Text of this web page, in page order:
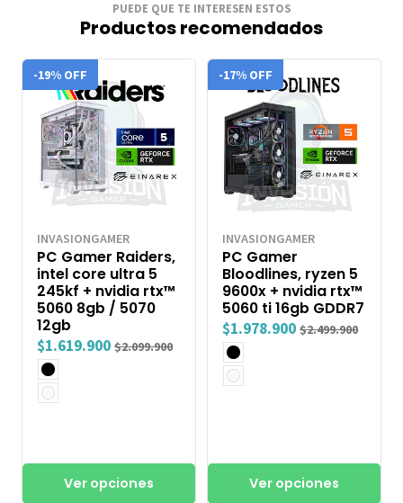
PUEDE QUE TE INTERESEN ESTOS
Productos recomendados
-19% OFF
INVASIONGAMER
PC Gamer Raiders,
intel core ultra 5
245kf + nvidia rtx™
5060 8gb / 5070
12gb
$1.619.900 $2.099.900
Ver opciones
-17% OFF
INVASIONGAMER
PC Gamer
Bloodlines, ryzen 5
9600x + nvidia rtx™
5060 ti 16gb GDDR7
$1.978.900 $2.499.900
Ver opciones